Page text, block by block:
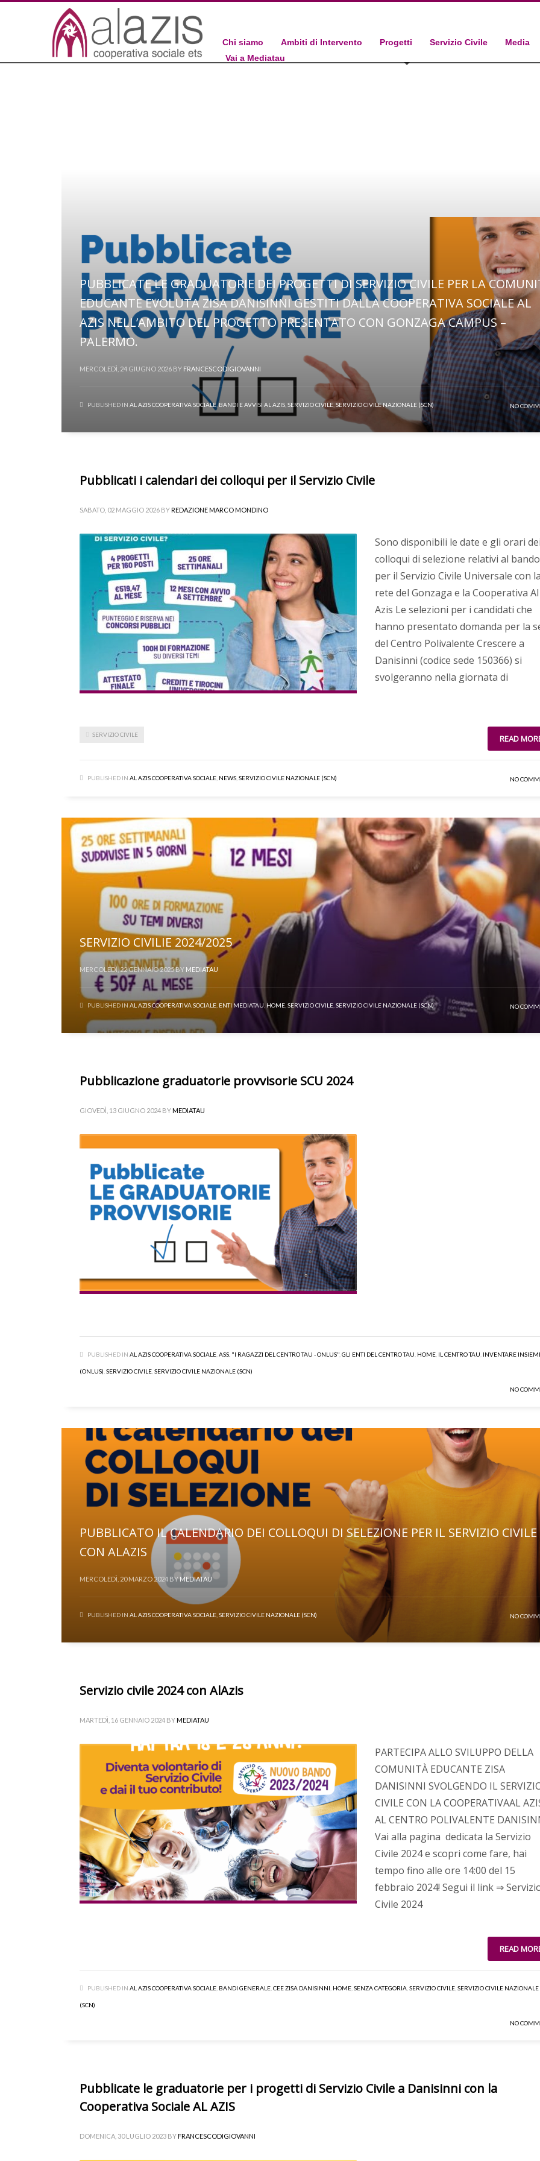
Chi siamo Ambiti di Intervento Progetti Servizio Civile
Media
Vai a Mediatau
PUBBLICATE LE GRADUATORIE DEI PROGETTI DI SERVIZIO CIVILE PER LA
EDUCANTE EVOLUTA ZISA DANISINNI GESTITI DALLA COOPERATIVA SOCIALE AL
AZIS NELL’AMBITO DEL PROGETTO PRESENTATO CON GONZAGA CAMPUS –
PALERMO.
MERCOLEDÌ, 24 GIUGNO 2026 BY FRANCESCODIGIOVANNI
PUBLISHED IN AL AZIS COOPERATIVA SOCIALE,BANDI E AVVISI AL AZIS SERVIZIO CIVILE SERVIZIO CIVILE NAZIONALE (SCN) NO
Pubblicati i calendari dei colloqui per il Servizio Civile
SABATO, 02 MAGGIO 2026 BYREDAZIONE MARCO MONDINO
Sono disponibili le date e gli orari
colloqui di selezione relativi al bando
per il Servizio Civile Universale con
rete del Gonzaga e la Cooperativa Al
Azis Le selezioni per i candidati che
hanno presentato domanda per la
del Centro Polivalente Crescere a
Danisinni (codice sede 150366) si
svolgeranno nella giornata di
SERVIZIO CIVILE READ
PUBLISHED IN AL AZIS COOPERATIVA SOCIALE NEWS SERVIZIO CIVILE NAZIONALE (SCN) NO
SERVIZIO CIVILIE 2024/2025
MERCOLEDÌ, 22 GENNAIO 2025BY MEDIATAU
PUBLISHED IN AL AZIS COOPERATIVA SOCIALE ENTI MEDIATAU, HOME SERVIZIO CIVILE SERVIZIO CIVILE NAZIONALE (SCN) NO
Pubblicazione graduatorie provvisorie SCU 2024
GIOVEDÌ, 13 GIUGNO 2024 BYMEDIATAU
PUBLISHED IN AL AZIS COOPERATIVA SOCIALE ASS. "I RAGAZZI DEL CENTRO TAU - ONLUS" GLI ENTI DEL CENTRO TAU HOME IL CENTRO TAU INVENTARE
(ONLUS) SERVIZIO CIVILE SERVIZIO CIVILE NAZIONALE (SCN)
NO
PUBBLICATO IL CALENDARIO DEI COLLOQUI DI SELEZIONE PER IL SERVIZIO CIVILE
CON ALAZIS
MERCOLEDÌ, 20 MARZO 2024 BYMEDIATAU
PUBLISHED IN AL AZIS COOPERATIVA SOCIALE,SERVIZIO CIVILE NAZIONALE (SCN) NO
Servizio civile 2024 con AlAzis
MARTEDÌ, 16 GENNAIO 2024 BYMEDIATAU
PARTECIPA ALLO SVILUPPO DELLA
COMUNITÀ EDUCANTE ZISA
DANISINNI SVOLGENDO IL
CIVILE CON LA COOPERATIVAAL
AL CENTRO POLIVALENTE
Vai alla pagina dedicata la Servizio
Civile 2024 e scopri come fare, hai
tempo fino alle ore 14:00 del 15
febbraio 2024! Segui il link ⇒
Civile 2024
READ
PUBLISHED IN AL AZIS COOPERATIVA SOCIALE, BANDI GENERALE,CEE ZISA DANISINNI, HOME,SENZA CATEGORIA,SERVIZIO CIVILE,SERVIZIO CIVILE NAZIONALE
(SCN)
NO
Pubblicate le graduatorie per i progetti di Servizio Civile a Danisinni con la
Cooperativa Sociale AL AZIS
DOMENICA, 30 LUGLIO 2023 BYFRANCESCODIGIOVANNI